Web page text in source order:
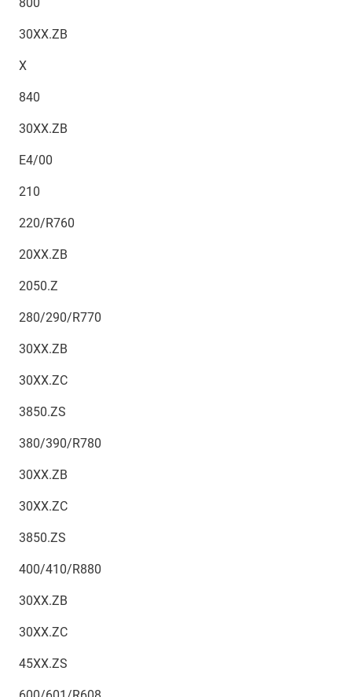
30XX.ZB
X
840
30XX.ZB
E4/00
210
220/R760
20XX.ZB
2050.Z
280/290/R770
30XX.ZB
30XX.ZC
3850.ZS
380/390/R780
30XX.ZB
30XX.ZC
3850.ZS
400/410/R880
30XX.ZB
30XX.ZC
45XX.ZS